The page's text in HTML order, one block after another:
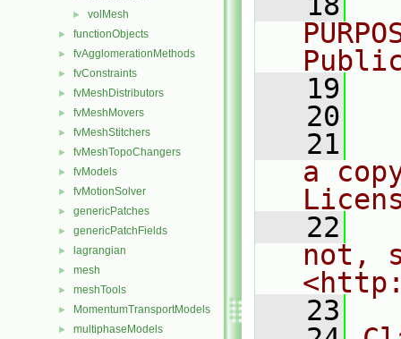
► volMesh
► functionObjects
► fvAgglomerationMethods
► fvConstraints
► fvMeshDistributors
► fvMeshMovers
► fvMeshStitchers
► fvMeshTopoChangers
► fvModels
► fvMotionSolver
► genericPatches
► genericPatchFields
► lagrangian
► mesh
► meshTools
► MomentumTransportModels
► multiphaseModels
   19
   20
   21
a
   22
not,
   23